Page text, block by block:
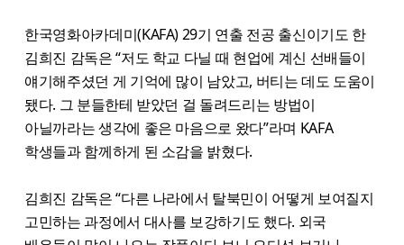
한국영화아카데미(KAFA) 29기 연출 전공 출신이기도 한
김희진 감독은 “저도 학교 다닐 때 현업에 계신 선배들이
얘기해주셨던 게 기억에 많이 남았고, 버티는 데도 도움이
됐다. 그 분들한테 받았던 걸 돌려드리는 방법이
아닐까라는 생각에 좋은 마음으로 왔다”라며 KAFA
학생들과 함께하게 된 소감을 밝혔다.
김희진 감독은 ​“다른 나라에서 탈북민이 어떻게 보여질지
고민하는 과정에서 대사를 보강하기도 했다. 외국